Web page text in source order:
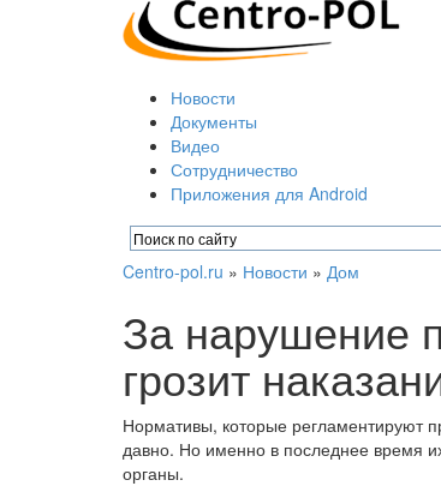
Новости
Документы
Видео
Сотрудничество
Приложения для Android
Centro-pol.ru » Новости » Дом
За нарушение
грозит
Нормативы, которые регламентируют
давно. Но именно в последнее время
органы.